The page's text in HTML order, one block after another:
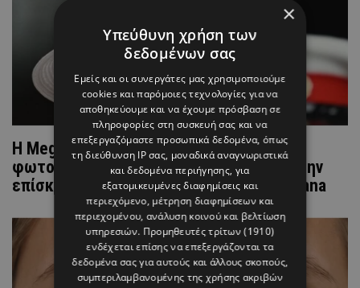
Η Meghan Markle μοιράστηκε μια σπάνια
φωτογραφία των Archie και Lilibet από την
επίσκεψή τους στο παιδικό σπίτι της Diana
×
Υπεύθυνη χρήση των
δεδομένων σας
Εμείς και οι συνεργάτες μας χρησιμοποιούμε
cookies και παρόμοιες τεχνολογίες για να
αποθηκεύουμε και να έχουμε πρόσβαση σε
πληροφορίες στη συσκευή σας και να
επεξεργαζόμαστε προσωπικά δεδομένα, όπως
τη διεύθυνση IP σας, μοναδικά αναγνωριστικά
και δεδομένα περιήγησης, για
εξατομικευμένες διαφημίσεις και
περιεχόμενο, μέτρηση διαφημίσεων και
περιεχομένου, ανάλυση κοινού και βελτίωση
υπηρεσιών. Προμηθευτές τρίτων (1910)
ενδέχεται επίσης να επεξεργάζονται τα
δεδομένα σας για αυτούς και άλλους σκοπούς,
συμπεριλαμβανομένης της χρήσης ακριβών